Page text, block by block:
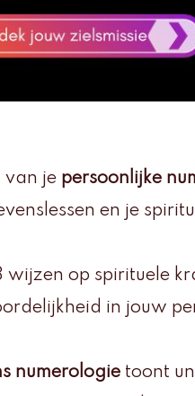
van je persoonlijke
en je
wijzen op spirituele
in jouw
numerologie toont